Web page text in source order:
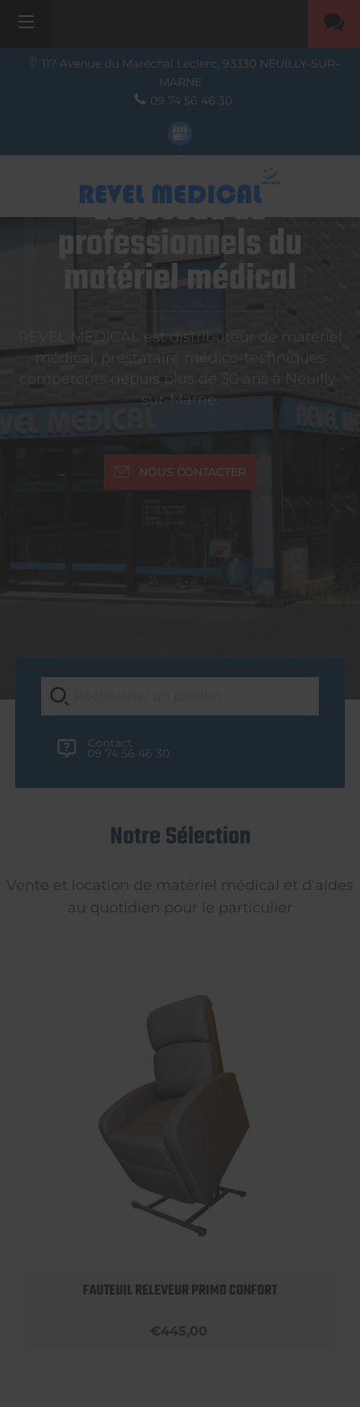
117 Avenue du Maréchal Leclerc, 93330 NEUILLY-SUR-
MARNE
09 74 56 46 30
Le réseau de
professionnels du
matériel médical
REVEL MEDICAL est distributeur de matériel
médical, prestataire médico-techniques
compétents depuis plus de 30 ans à Neuilly-
sur-Marne.
NOUS CONTACTER
Contact
09 74 56 46 30
Notre Sélection
Vente et location de matériel médical et d'aides
au quotidien pour le particulier
FAUTEUIL RELEVEUR PRIMO CONFORT
€445,00